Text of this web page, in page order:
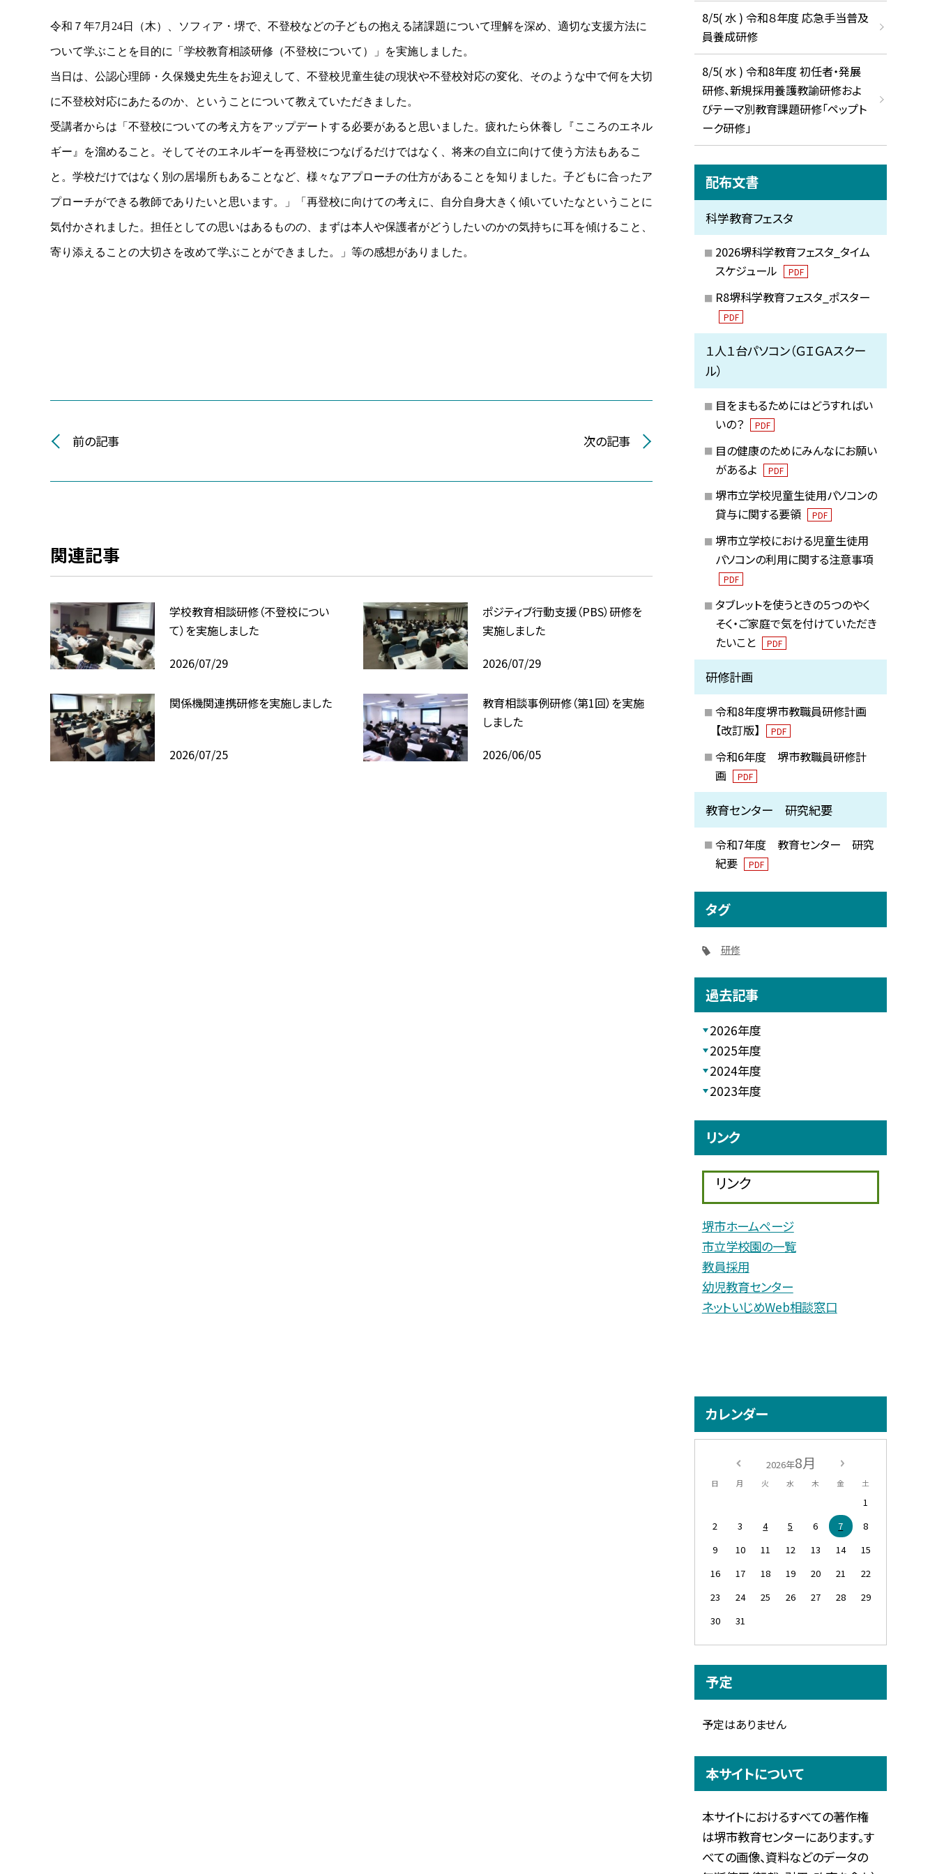
令和７年7月 24日（木）、ソフィア・堺で、不登校などの子どもの抱える諸課題について理解を深め、適切な支援方法に
ついて学ぶことを目的に「学校教育相談研修（不登校について）」を実施しました。
当日は、公認心理師・久保幾史先生をお迎えして、不登校児童生徒の現状や不登校対応の変化、そのような中で何を大切
に不登校対応にあたるのか、ということについて教えていただきました。
受講者からは「 不登校についての考え方をアップデートする必要があると思いました。疲れたら休養し『こころのエネル
ギー』を溜めること。そしてそのエネルギーを再登校につなげるだけではなく、将来の自立に向けて使う方法もあるこ
と。学校だけではなく別の居場所もあることなど、様々なアプローチの仕方があることを知りました。子どもに合ったア
プローチができる教師でありたいと思います。」 「 再登校に向けての考えに、自分自身大きく傾いていたなということに
気付かされました。担任としての思いはあるものの、まずは本人や保護者がどうしたいのかの気持ちに耳を傾けること、
寄り添えることの大切さを改めて学ぶことができました。」 等の感想がありました。
前の記事 次の記事
関連記事
学校教育相談研修（不登校につい
て）を実施しました
2026/07/29
ポジティブ行動支援（PBS）研修を
実施しました
2026/07/29
関係機関連携研修を実施しました
2026/07/25
教育相談事例研修（第1回）を実施
しました
2026/06/05
8/5( 水 ) 令和８年度 応急手当普及
員養成研修
8/5( 水 ) 令和8年度 初任者・発展
研修、新規採用養護教諭研修およ
びテーマ別教育課題研修「ペップト
ーク研修」
配布文書
科学教育フェスタ
2026堺科学教育フェスタ_タイム
スケジュール
PDF
R8堺科学教育フェスタ_ポスター
PDF
１人１台パソコン（ＧＩＧＡスクー
ル）
目をまもるためにはどうすればい
いの？
PDF
目の健康のためにみんなにお願い
があるよ
PDF
堺市立学校児童生徒用パソコンの
貸与に関する要領
PDF
堺市立学校における児童生徒用
パソコンの利用に関する注意事項
PDF
タブレットを使うときの５つのやく
そく・ご家庭で気を付けていただき
たいこと
PDF
研修計画
令和8年度堺市教職員研修計画
【改訂版】
PDF
令和6年度 堺市教職員研修計
画
PDF
教育センター 研究紀要
令和7年度 教育センター 研究
紀要
PDF
タグ
研修
過去記事
2026年度
2025年度
2024年度
2023年度
リンク
リンク
堺市ホームページ
市立学校園の一覧
教員採用
幼児教育センター
ネットいじめWeb相談窓口
カレンダー
2026年8月
日 月 火 水 木 金 土
1
2
3 4 5 6 7
8
9
10 11 12 13 14
15
16
17 18 19 20 21
22
23
24 25 26 27 28
29
30
31
予定
予定はありません
本サイトについて
本サイトにおけるすべての著作権
は堺市教育センターにあります。す
べての画像、資料などのデータの